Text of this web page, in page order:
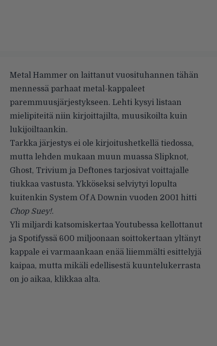
Metal Hammer on laittanut vuosituhannen tähän
mennessä parhaat metal-kappaleet
paremmuusjärjestykseen. Lehti kysyi listaan
mielipiteitä niin kirjoittajilta, muusikoilta kuin
lukijoiltaankin.
Tarkka järjestys ei ole kirjoitushetkellä tiedossa,
mutta lehden mukaan muun muassa Slipknot,
Ghost, Trivium ja Deftones tarjosivat voittajalle
tiukkaa vastusta. Ykköseksi selviytyi lopulta
kuitenkin System Of A Downin vuoden 2001 hitti
Chop Suey!.
Yli miljardi katsomiskertaa Youtubessa kellottanut
ja Spotifyssä 600 miljoonaan soittokertaan yltänyt
kappale ei varmaankaan enää liiemmälti esittelyjä
kaipaa, mutta mikäli edellisestä kuuntelukerrasta
on jo aikaa, klikkaa alta.